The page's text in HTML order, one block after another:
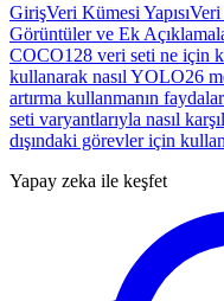
GirişVeri Kümesi Yapısı
Görüntüler ve Ek
COCO128 veri seti ne için
kullanarak nasıl YOLO26
artırma kullanmanın
seti varyantlarıyla nasıl
dışındaki görevler için
Yapay zeka ile keşfet